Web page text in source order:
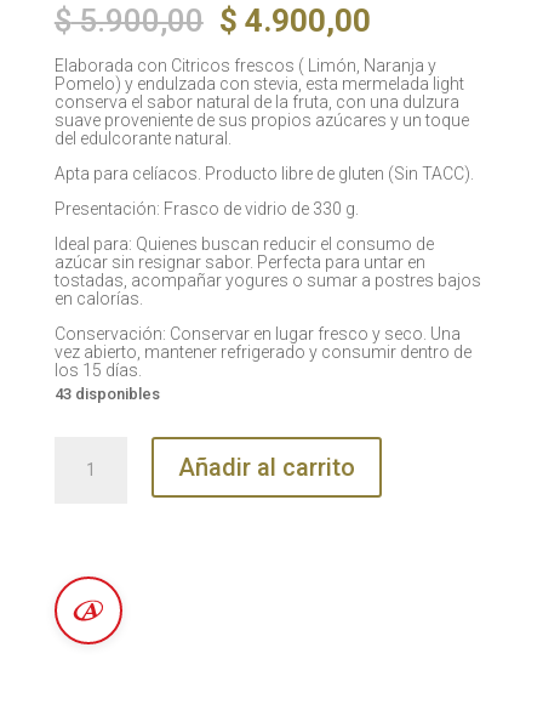
$5.900,00 El
precio
original
era:
$ 5.900,00.
$ 4.900,00El
actual
es:
$ 4.900,00.
Elaborada con Citricos frescos ( Limón, Naranja y
Pomelo) y endulzada con stevia, esta mermelada light
conserva el sabor natural de la fruta, con una dulzura
suave proveniente de sus propios azúcares y un toque
del edulcorante natural.
Apta para celíacos. Producto libre de gluten (Sin TACC).
Presentación: Frasco de vidrio de 330 g.
Ideal para: Quienes buscan reducir el consumo de
azúcar sin resignar sabor. Perfecta para untar en
tostadas, acompañar yogures o sumar a postres bajos
en calorías.
Conservación: Conservar en lugar fresco y seco. Una
vez abierto, mantener refrigerado y consumir dentro de
los 15 días.
43 disponibles
Light
Sin
Azúcar
Añadir al carrito